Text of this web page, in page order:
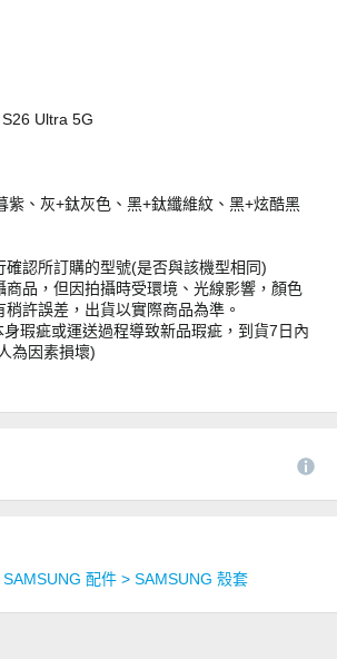
Ultra 5G
紫、灰+鈦灰色、黑+鈦纖維紋、黑+炫酷黑
確認所訂購的型號(是否與該機型相同)
商品，但因拍攝時受環境、光線影響，顏色
許誤差，出貨以實際商品為準。
瑕疵或運送過程導致新品瑕疵，到貨7日內
為因素損壞)
SAMSUNG 配件 > SAMSUNG 殼套